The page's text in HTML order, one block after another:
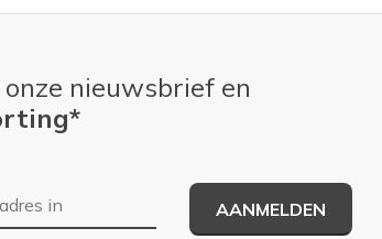
nieuwsbrief en
AANMELDEN